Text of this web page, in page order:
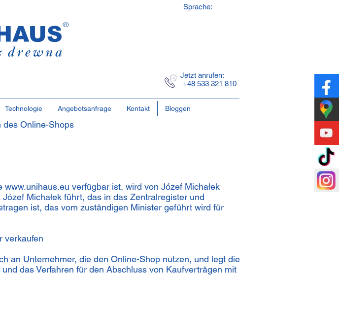
Sprache:
Jetzt anrufen:
+48 533 321 810
Technologie Angebotsanfrage Kontakt Bloggen
des Online-Shops
www.unihaus.eu verfügbar ist, wird von Józef Michałek
Michałek führt, das in das Zentralregister und
ist, das vom zuständigen Minister geführt wird für
verkaufen
an Unternehmer, die den Online-Shop nutzen, und legt die
das Verfahren für den Abschluss von Kaufverträgen mit